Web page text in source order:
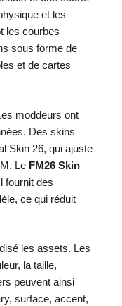
et les
les courbes
sous forme de
et de cartes
moddeurs ont
Des skins
Skin 26, qui ajuste
Le FM26 Skin
fournit des
ce qui réduit
les assets. Les
la taille,
peuvent ainsi
surface, accent,